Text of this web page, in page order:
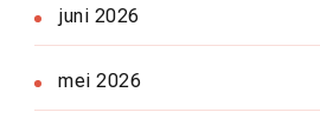
juni 2026
mei 2026